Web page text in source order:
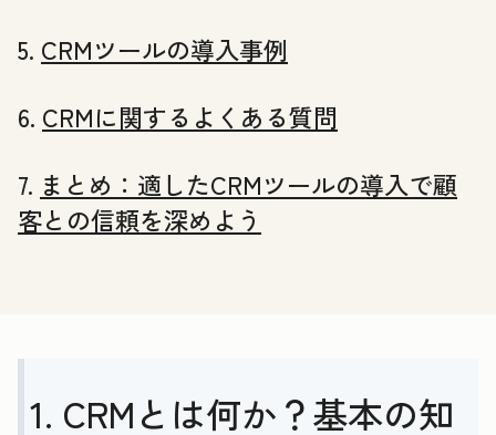
5. CRMツールの導入事例
6. CRMに関するよくある質問
7. まとめ：適したCRMツールの導入で顧
客との信頼を深めよう
1. CRMとは何か？基本の知